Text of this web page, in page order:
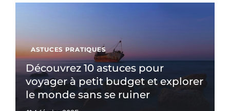
ASTUCES PRATIQUES
Découvrez 10 astuces pour
voyager à petit budget et explorer
le monde sans se ruiner